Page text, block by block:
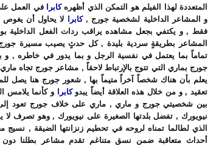
المتعددة لهذا الفيلم هو التمكن الذي أظهرهكابرا في العمل
و المشاعر الداخلية لشخصية جورج ,كابرا
لا يحاول أن
فقط , و يكتفي بجعل مشاهده يراقب ردات الفعل
المشاعر بطريقةٍ سردية بليدة , كل حدثٍ يصيب مسيرة
تماماً بما يعتمل في نفسية الرجل و بما يدور في خاطره , و
جورج بماري التي تتوج بالإرتباط لاحقاً , مشاعر جورج تجاه
يعلم بأن هناك شخصاً آخراً متيماً بها , شعور جورج هنا يصل
تعقيد , و من خلال هذه العلاقة أيضاً يبدوكابرا
و كأنما يلامس
بين شخصيتي جورج و ماري , ماري على خلاف جورج تعود إلى
نيويورك , تفضل بلدتها الصغيرة على نيويورك , وهو تصرف لا
الذي لطالما تمناه لروحه في تحطيم زنزانتها الضيقة ,
أحداث متعاقبة ضمن نسق متناغم تقدم مشاعر بطلنا دون